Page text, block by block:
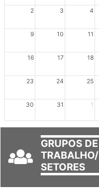
2 3 4
9 10 11
16 17 18
23 24 25
30 31 1
GRUPOS DE
TRABALHO/
SETORES